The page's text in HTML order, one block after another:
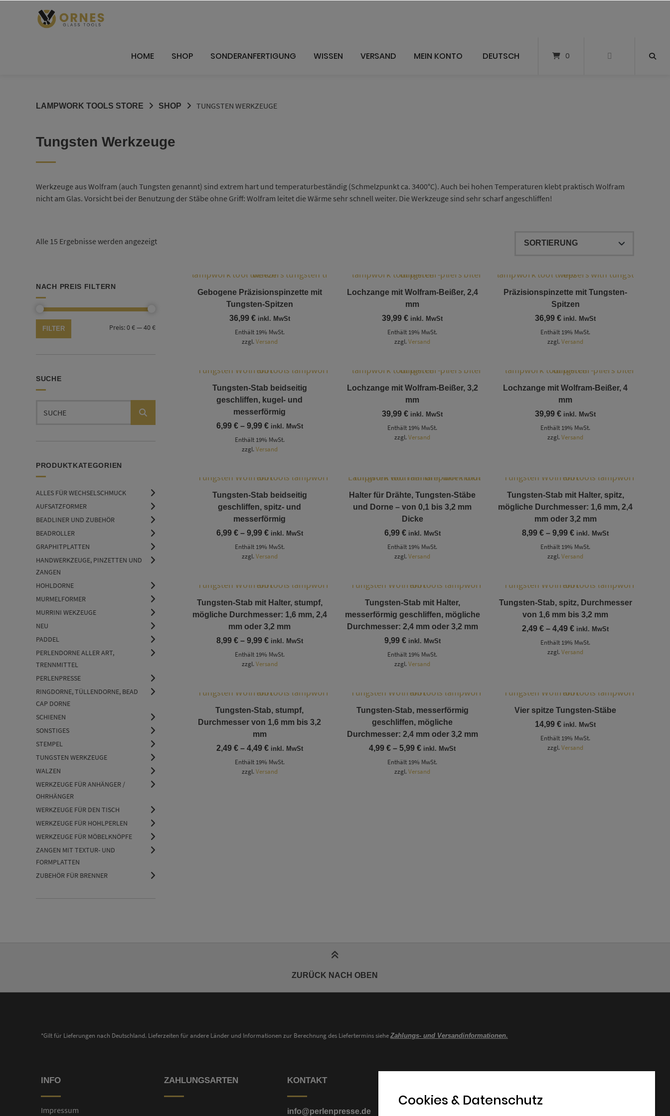
HOME SHOP SONDERANFERTIGUNG WISSEN VERSAND MEIN KONTO DEUTSCH 0
LAMPWORK TOOLS STORE SHOP TUNGSTEN WERKZEUGE
Tungsten Werkzeuge
Werkzeuge aus Wolfram (auch Tungsten genannt) sind extrem hart und temperaturbeständig (Schmelzpunkt ca. 3400°C). Auch bei hohen Temperaturen klebt praktisch Wolfram
nicht am Glas. Vorsicht bei der Benutzung der Stäbe ohne Griff: Wolfram leitet die Wärme sehr schnell weiter. Die Werkzeuge sind sehr scharf angeschliffen!
Alle 15 Ergebnisse werden angezeigt
Gebogene Präzisionspinzette mit
Tungsten-Spitzen
36,99 € inkl. MwSt
Enthält 19% MwSt.
zzgl. Versand
Lochzange mit Wolfram-Beißer, 2,4
mm
39,99€ inkl. MwSt
Enthält 19% MwSt.
zzgl.Versand
Präzisionspinzette mit Tungsten-
Spitzen
36,99€ inkl. MwSt
Enthält 19% MwSt.
zzgl.Versand
Dieses Produkt weist mehrere Varianten auf. Die Optionen können auf der Produktseite gewählt werden
Tungsten-Stab beidseitig
geschliffen, kugel- und
messerförmig
6,99 € – 9,99 €Preisspanne:
bis
9,99 €
inkl. MwSt
Enthält 19% MwSt.
zzgl. Versand
Lochzange mit Wolfram-Beißer, 3,2
mm
39,99€ inkl. MwSt
Enthält 19% MwSt.
zzgl.Versand
Lochzange mit Wolfram-Beißer, 4
mm
39,99€ inkl. MwSt
Enthält 19% MwSt.
zzgl.Versand
Dieses Produkt weist mehrere Varianten auf. Die Optionen können auf der Produktseite gewählt werden
Tungsten-Stab beidseitig
geschliffen, spitz- und
messerförmig
6,99 € – 9,99 €Preisspanne:
bis
9,99 €
inkl. MwSt
Enthält 19% MwSt.
zzgl. Versand
Halter für Drähte, Tungsten-Stäbe
und Dorne – von 0,1 bis 3,2 mm
Dicke
6,99 € inkl. MwSt
Enthält 19% MwSt.
zzgl.Versand
Dieses Produkt weist mehrere Varianten auf. Die Optionen können auf der Produktseite gewählt werden
Tungsten-Stab mit Halter, spitz,
mögliche Durchmesser: 1,6 mm, 2,4
mm oder 3,2 mm
8,99€ –9,99€Preisspanne:
bis
9,99 €
inkl. MwSt
Enthält 19% MwSt.
zzgl.Versand
Dieses Produkt weist mehrere Varianten auf. Die Optionen können auf der Produktseite gewählt werden
Tungsten-Stab mit Halter, stumpf,
mögliche Durchmesser: 1,6 mm, 2,4
mm oder 3,2 mm
8,99 € – 9,99 €Preisspanne:
bis
9,99 €
inkl. MwSt
Enthält 19% MwSt.
zzgl. Versand
Dieses Produkt weist mehrere Varianten auf. Die Optionen können auf der Produktseite gewählt werden
Tungsten-Stab mit Halter,
messerförmig geschliffen, mögliche
Durchmesser: 2,4 mm oder 3,2 mm
9,99 € inkl. MwSt
Enthält 19% MwSt.
zzgl.Versand
Dieses Produkt weist mehrere Varianten auf. Die Optionen können auf der Produktseite gewählt werden
Tungsten-Stab, spitz, Durchmesser
von 1,6 mm bis 3,2 mm
2,49€ –4,49€Preisspanne:
bis
4,49 €
inkl. MwSt
Enthält 19% MwSt.
zzgl.Versand
Dieses Produkt weist mehrere Varianten auf. Die Optionen können auf der Produktseite gewählt werden
Tungsten-Stab, stumpf,
Durchmesser von 1,6 mm bis 3,2
mm
2,49 € – 4,49 €Preisspanne:
bis
4,49 €
inkl. MwSt
Enthält 19% MwSt.
zzgl. Versand
Dieses Produkt weist mehrere Varianten auf. Die Optionen können auf der Produktseite gewählt werden
Tungsten-Stab, messerförmig
geschliffen, mögliche
Durchmesser: 2,4 mm oder 3,2 mm
4,99€ –5,99€Preisspanne:
bis
5,99 €
inkl. MwSt
Enthält 19% MwSt.
zzgl.Versand
Vier spitze Tungsten-Stäbe
14,99€ inkl. MwSt
Enthält 19% MwSt.
zzgl.Versand
NACH PREIS FILTERN
Min.
Max.
FILTER Preis:0 €—40 €
SUCHE
nach:
PRODUKTKATEGORIEN
ALLES FÜR WECHSELSCHMUCK
AUFSATZFORMER
BEADLINER UND ZUBEHÖR
BEADROLLER
GRAPHITPLATTEN
HANDWERKZEUGE, PINZETTEN UND
ZANGEN
HOHLDORNE
MURMELFORMER
MURRINI WEKZEUGE
NEU
PADDEL
PERLENDORNE ALLER ART,
TRENNMITTEL
PERLENPRESSE
RINGDORNE, TÜLLENDORNE, BEAD
CAP DORNE
SCHIENEN
SONSTIGES
STEMPEL
TUNGSTEN WERKZEUGE
WALZEN
WERKZEUGE FÜR ANHÄNGER /
OHRHÄNGER
WERKZEUGE FÜR DEN TISCH
WERKZEUGE FÜR HOHLPERLEN
WERKZEUGE FÜR MÖBELKNÖPFE
ZANGEN MIT TEXTUR- UND
FORMPLATTEN
ZUBEHÖR FÜR BRENNER
ZURÜCK NACH OBEN
*Gilt für Lieferungen nach Deutschland. Lieferzeiten für andere Länder und Informationen zur Berechnung des Liefertermins siehe Zahlungs- und Versandinformationen.
INFO
Impressum
ZAHLUNGSARTEN KONTAKT
info@perlenpresse.de
Cookies & Datenschutz